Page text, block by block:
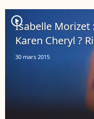
player2
Isabelle Morizet
Karen Cheryl ?
30 mars 2015